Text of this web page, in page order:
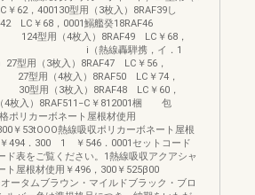
62，400130型用（3枚入）8RAF39し
LC￥68，0001鰯艦癸18RAF46
型用（4枚入）8RAF49 LC￥68，
熱線轟騨携，イ．1
27型用（3枚入）8RAF47 LC￥56，
用（4枚入）8RAF50 LC￥74，
（3枚入）8RAF48 LC￥60，
枚入）8RAF511−C￥812001梱 包
ポリカーボネート屋根材使用
￥53tOOO熱線吸収ポリカーボネート屋根
494．300 1 ￥546．0001セットコード
ド表をご覧ください。1熱線吸収アクアシャ
ト屋根材使用￥496，300￥525β00
タムブラウン・マイルドブラック・ブロ